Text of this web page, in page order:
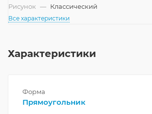
Рисунок — Классический
Все характеристики
Характеристики
Форма
Прямоугольник